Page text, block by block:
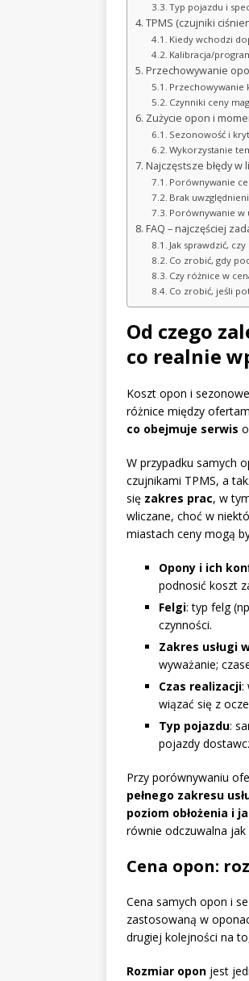
Typ pojazdu i
TPMS (czujniki
Kiedy wchodzi
Kalibracja/
Przechowywanie
Przechowywanie
Czynniki ceny
Zużycie opon i
Sezonowość i
Wykorzystanie
Najczęstsze błędy
Porównywanie
Brak
Porównywanie w
FAQ – najczęściej
Jak sprawdzić,
Co zrobić, gdy
Czy różnice w
Co zrobić, jeśli
Od czego
co realnie
Koszt opon i
różnice między
co obejmuje serwis
W przypadku samych
czujnikami TPMS, a
się zakres prac, w
wliczane, choć w
miastach ceny mogą
Opony i ich
podnosić koszt
Felgi: typ felg
czynności.
Zakres usługi
wyważanie;
Czas realizacji:
wiązać się z
Typ pojazdu:
pojazdy
Przy porównywaniu
pełnego zakresu
poziom obłożenia i
równie odczuwalna jak
Cena opon:
Cena samych opon i
zastosowaną w
drugiej kolejności na
Rozmiar opon jest